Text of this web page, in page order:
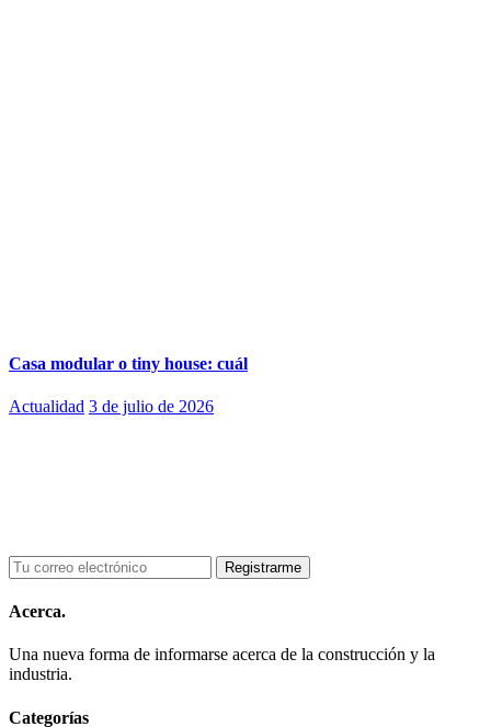
Casa modular o tiny house: cuál
Actualidad 3 de julio de 2026
Acerca.
Una nueva forma de informarse acerca de la construcción y la
industria.
Categorías